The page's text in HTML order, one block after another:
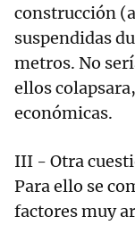
construcción
suspendidas
metros. No
ellos
económicas.
III - Otra
Para ello se
factores muy